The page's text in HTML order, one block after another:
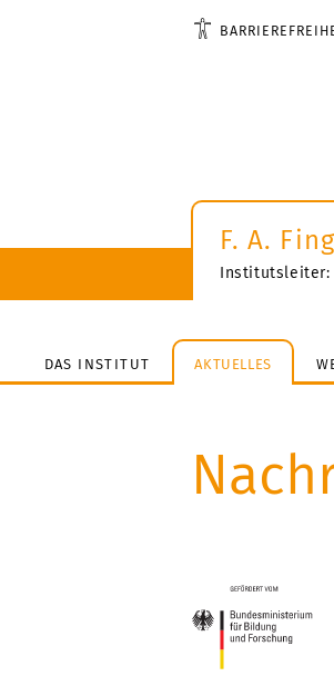
F. A.
Institutsleiter:
DAS INSTITUT AKTUELLES